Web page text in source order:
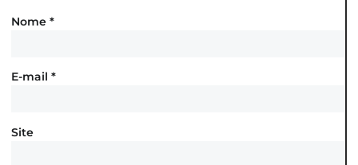
Nome *
E-mail *
Site